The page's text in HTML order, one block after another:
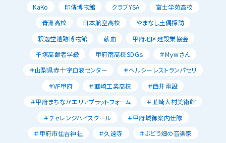
KaKo
印傳博物館 クラブYSA
富士学苑高校
青洲高校
日本航空高校
やまなし土偶探訪
釈迦堂遺跡博物館
献血
甲府地区建設業協会
千塚高齢者学級
甲府南高校SDGｓ
＃Mｙwさん
＃山梨県赤十字血液センター
＃ヘルシーレストランパセリ
＃VF甲府
＃韮崎工業高校
＃西井電設
＃甲府まちなかエリアプラットフォーム
＃韮崎大村美術館
＃チャレンジハイスクール
＃甲府城御案内仕隊
＃甲府市住吉神社
＃久遠寺
＃ぶどう畑の音楽家